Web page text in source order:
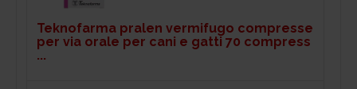
Teknofarma pralen vermifugo compresse
per via orale per cani e gatti 70 compress
...